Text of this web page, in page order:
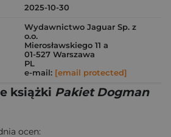
2025-10-30
Wydawnictwo Jaguar Sp. z
o.o.
Mierosławskiego 11 a
01-527 Warszawa
PL
e-mail: [email protected]
książki Pakiet Dogman
ocen: